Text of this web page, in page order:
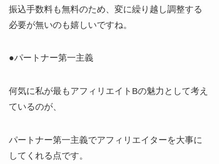
振込手数料も無料のため、変に繰り越し調整する
必要が無いのも嬉しいですね。
●パートナー第一主義
何気に私が最もアフィリエイトBの魅力として考え
ているのが、
パートナー第一主義でアフィリエイターを大事に
してくれる点です。